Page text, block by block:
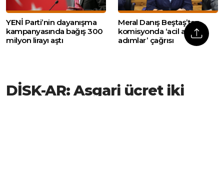
YENİ Parti’nin dayanışma
kampanyasında bağış 300
milyon lirayı aştı
Meral Danış Beştaş’tan
komisyonda ‘acil atılacak
adımlar’ çağrısı
DİSK-AR: Asgari ücret iki